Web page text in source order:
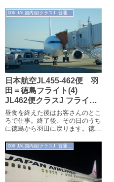
戦後の初の国産旅客機として有...
006 JAL国内線(クラスJ, 普通席)
日本航空JL455-462便 羽
田＝徳島フライト(4)
JL462便クラスJ フライト
メモ（2021/4）
昼食を終えた後はお客さんのとこ
ろで仕事。終了後、その日のうち
に徳島から羽田に戻ります。徳島
にJAL機を地上の目線から見るこ
とができ...
006 JAL国内線(クラスJ, 普通席)